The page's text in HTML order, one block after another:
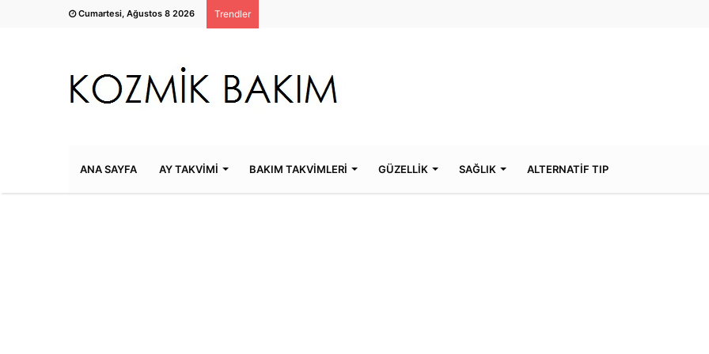
Cumartesi, Ağustos 8 2026 Trendler
ANA SAYFA AY TAKVİMİ BAKIM TAKVİMLERİ GÜZELLİK SAĞLIK ALTERNATİF TIP